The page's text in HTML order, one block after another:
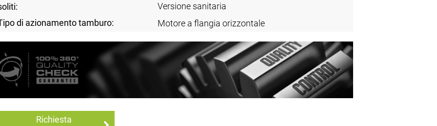
Versione sanitaria
di azionamento tamburo:
Motore a flangia orizzontale
Richiesta